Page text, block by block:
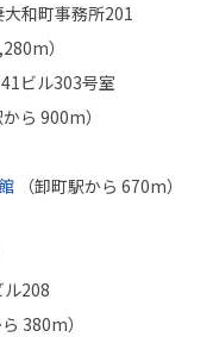
和町事務所201
）
ビル303号室
から 900m）
（卸町駅から 670m）
208
380m）